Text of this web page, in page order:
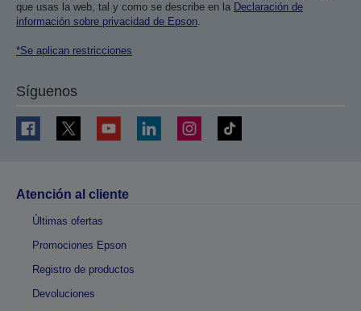
que usas la web, tal y como se describe en la Declaración de
información sobre privacidad de Epson.
*Se aplican restricciones
Síguenos
Atención al cliente
Últimas ofertas
Promociones Epson
Registro de productos
Devoluciones